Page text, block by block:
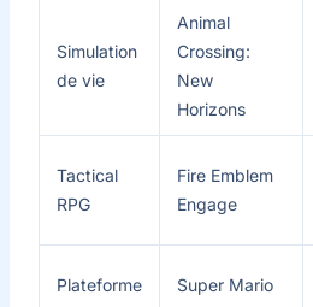
Simulation
de vie
Animal
Crossing:
New
Horizons
Tactical
RPG
Fire Emblem
Engage
Plateforme
Super Mario